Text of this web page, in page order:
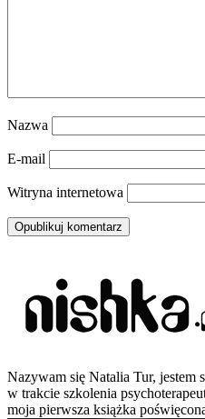
Nazwa
E-mail
Witryna internetowa
Nazywam się Natalia Tur, jestem
w trakcie szkolenia
moja pierwsza książka